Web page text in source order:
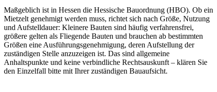
Maßgeblich ist in Hessen die Hessische Bauordnung (HBO). Ob ein
Mietzelt genehmigt werden muss, richtet sich nach Größe, Nutzung
und Aufstelldauer: Kleinere Bauten sind häufig verfahrensfrei,
größere gelten als Fliegende Bauten und brauchen ab bestimmten
Größen eine Ausführungsgenehmigung, deren Aufstellung der
zuständigen Stelle anzuzeigen ist. Das sind allgemeine
Anhaltspunkte und keine verbindliche Rechtsauskunft – klären Sie
den Einzelfall bitte mit Ihrer zuständigen Bauaufsicht.